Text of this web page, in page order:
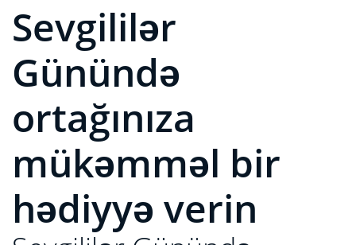
Sevgililər
Günündə
ortağınıza
mükəmməl bir
hədiyyə verin